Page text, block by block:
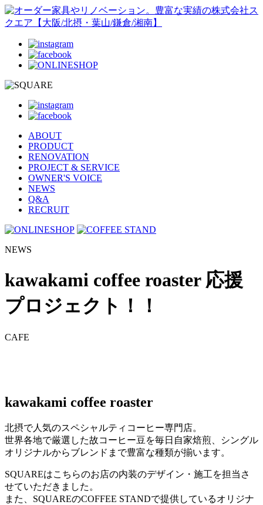
ABOUT
PRODUCT
RENOVATION
PROJECT & SERVICE
OWNER'S VOICE
NEWS
Q&A
RECRUIT
NEWS
kawakami coffee roaster 応援
プロジェクト！！
CAFE
kawakami coffee roaster
北摂で人気のスペシャルティコーヒー専門店。
世界各地で厳選した故コーヒー豆を毎日自家焙煎、シングル
オリジナルからブレンドまで豊富な種類が揃います。
SQUAREはこちらのお店の内装のデザイン・施工を担当さ
せていただきました。
また、SQUAREのCOFFEE STANDで提供しているオリジナ